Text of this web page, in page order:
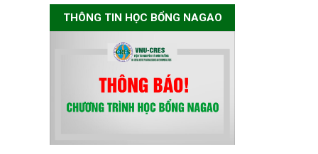
THÔNG BÁO
TUYỂN SINH ĐÀO
2026
THÔNG TIN HỌC BỔNG NAGAO